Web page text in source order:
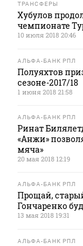
ТРАНСФЕРЫ
Хубулов
чемпионате
10 июля 2018 20:46
АЛЬФА-БАНК РПЛ
Полуяхтов
сезоне-2017/18
1 июня 2018 21:58
АЛЬФА-БАНК РПЛ
Ринат
«Анжи»
мяча»
20 мая 2018 12:19
АЛЬФА-БАНК РПЛ
Прощай,
Гончаренко
13 мая 2018 19:31
АЛЬФА-БАНК РПЛ